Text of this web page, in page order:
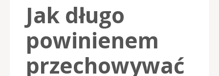
Jak długo
powinienem
przechowywać